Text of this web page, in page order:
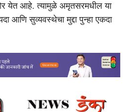
येत आहे. त्यामुळे अमृतसरमधील या
आणि सुव्यवस्थेचा मुद्दा पुन्हा एकदा